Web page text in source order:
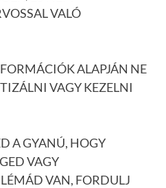
VALÓ
ALAPJÁN NE
VAGY KEZELNI
A GYANÚ, HOGY
VAGY
VAN, FORDULJ